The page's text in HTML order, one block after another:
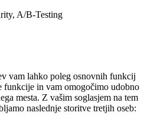
A/B-Testing
vam lahko poleg osnovnih funkcij
funkcije in vam omogočimo udobno
mesta. Z vašim soglasjem na tem
naslednje storitve tretjih oseb: